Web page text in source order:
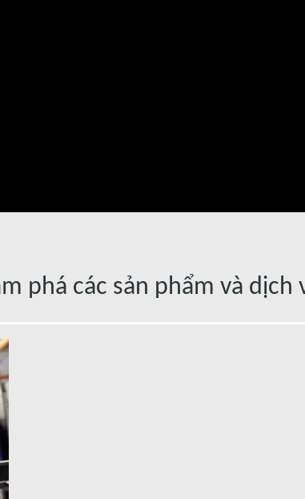
phá các sản phẩm và dịch